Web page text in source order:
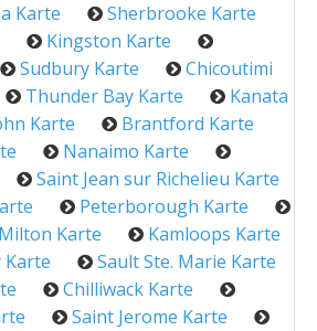
Karte
Sherbrooke Karte
Kingston Karte
Sudbury Karte
Chicoutimi
Thunder Bay Karte
Kanata
Karte
Brantford Karte
Nanaimo Karte
Saint Jean sur Richelieu Karte
Peterborough Karte
Milton Karte
Kamloops Karte
Karte
Sault Ste. Marie Karte
Chilliwack Karte
Saint Jerome Karte